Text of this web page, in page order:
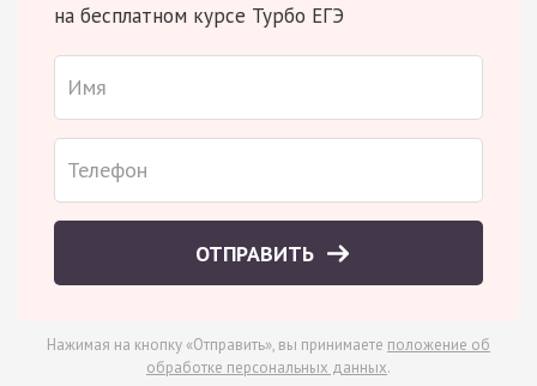
на бесплатном курсе Турбо ЕГЭ
ОТПРАВИТЬ
Нажимая на кнопку «Отправить», вы принимаете положение об
обработке персональных данных.